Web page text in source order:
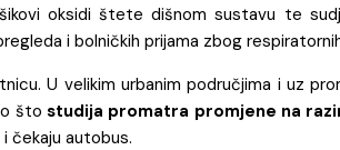
oksidi štete dišnom sustavu te
i bolničkih prijama zbog
U velikim urbanim područjima i uz
što studija promatra promjene na
čekaju autobus.